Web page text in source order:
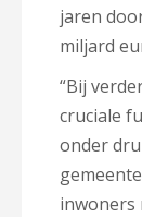
jaren
miljard
“Bij
cruciale
onder
inwoners